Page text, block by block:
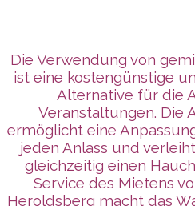
Die Verwendung von
ist eine kostengünstige
Alternative für die
Veranstaltungen. Die
ermöglicht eine
jeden Anlass und
gleichzeitig einen
Service des Mietens
Heroldsberg macht das